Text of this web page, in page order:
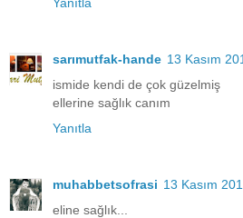
sarımutfak-hande 13 Kasım
ismide kendi de çok güzelmiş
ellerine sağlık canım
Yanıtla
muhabbetsofrasi 13 Kasım
eline sağlık...